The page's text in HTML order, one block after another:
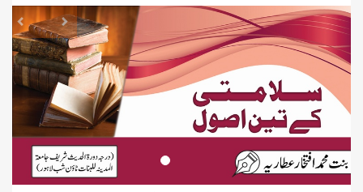
Next